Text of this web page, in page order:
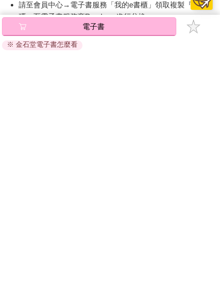
請至會員中心→電子書服務「我的e書櫃」領取複製『兌換
碼』至電子書服務商Readmoo進行兌換。
退換貨須知：
因版權保護，您在金石堂所購買的電子書僅能以金石堂專屬
電子書
※ 金石堂電子書怎麼看